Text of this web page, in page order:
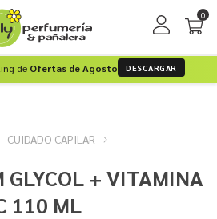
0
de Ofertas de Agosto DESCARGAR
CUIDADO CAPILAR
GLYCOL + VITAMINA
110 ML